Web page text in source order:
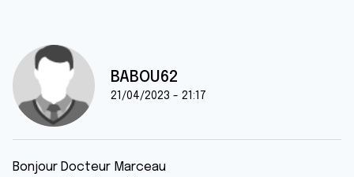
BABOU62
21/04/2023 - 21:17
Bonjour Docteur Marceau